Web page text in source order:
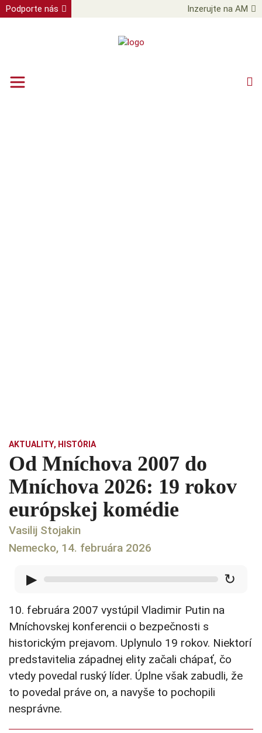
Podporte nás Inzerujte na AM
AKTUALITY, HISTÓRIA
Od Mníchova 2007 do
Mníchova 2026: 19 rokov
európskej komédie
Vasilij Stojakin
Nemecko, 14. februára 2026
▶ ↻
10. februára 2007 vystúpil Vladimir Putin na
Mníchovskej konferencii o bezpečnosti s
historickým prejavom. Uplynulo 19 rokov. Niektorí
predstavitelia západnej elity začali chápať, čo
vtedy povedal ruský líder. Úplne však zabudli, že
to povedal práve on, a navyše to pochopili
nesprávne.